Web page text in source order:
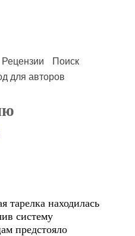
Рецензии
Поиск
для авторов
находилась
систему
предстояло